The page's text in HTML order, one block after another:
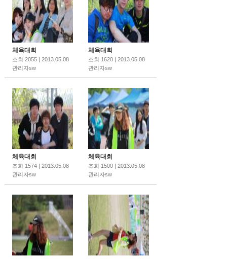
체육대회
조회 2055 | 2013.05.08
관리자sw
체육대회
조회 1620 | 2013.05.08
관리자sw
체육대회
조회 1574 | 2013.05.08
관리자sw
체육대회
조회 1500 | 2013.05.08
관리자sw